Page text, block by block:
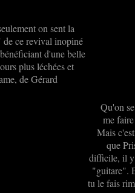
on sent la
de ce revival inopiné
d'une belle
plus léchées et
de Gérard
Qu'on
me
Mais
que
difficile, il y
"guitare".
tu le fais